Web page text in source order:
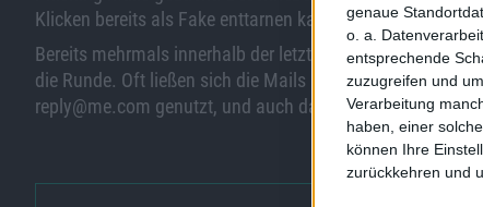
genaue
o. a.
entsprechende
zuzugreifen und
Verarbeitung
haben, einer
können Ihre
zurückkehren und
Klicken bereits als Fake enttarnen kann.
Bereits mehrmals innerhalb der letzten Jahre machten
die Runde. Oft ließen sich die Mails auf den ersten Blick
reply@me.com genutzt, und auch das Design der Mails